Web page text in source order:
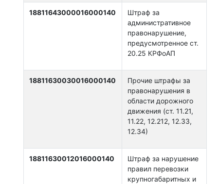
18811643000016000140
Штраф за
административное
правонарушение,
предусмотренное ст.
20.25 КРФоАП
18811630030016000140
Прочие штрафы за
правонарушения в
области дорожного
движения (ст. 11.21,
11.22, 12.212, 12.33,
12.34)
18811630012016000140
Штраф за нарушение
правил перевозки
крупногабаритных и